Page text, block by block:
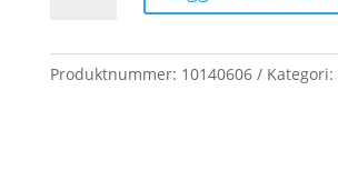
antall
Produktnummer: 10140606 Kategori: